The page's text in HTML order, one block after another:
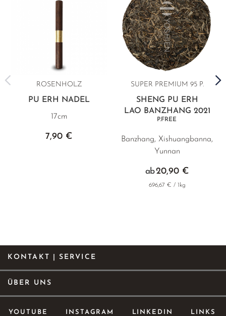
ROSENHOLZ
PU ERH NADEL
17cm
7,90 €
SUPER PREMIUM 95 P.
SHENG PU ERH
LAO BANZHANG 2021
P.FREE
Banzhang, Xishuangbanna,
Yunnan
ab 20,90 €
696,67 € / 1kg
KONTAKT | SERVICE
ÜBER UNS
YOUTUBE INSTAGRAM LINKEDIN LINKS